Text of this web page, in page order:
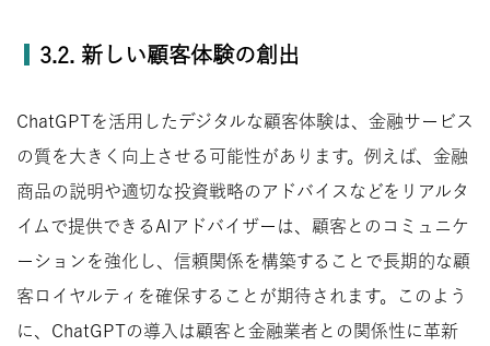
3.2. 新しい顧客体験の創出
ChatGPTを活用したデジタルな顧客体験は、金融サービス
の質を大きく向上させる可能性があります。例えば、金融
商品の説明や適切な投資戦略のアドバイスなどをリアルタ
イムで提供できるAIアドバイザーは、顧客とのコミュニケ
ーションを強化し、信頼関係を構築することで長期的な顧
客ロイヤルティを確保することが期待されます。このよう
に、ChatGPTの導入は顧客と金融業者との関係性に革新